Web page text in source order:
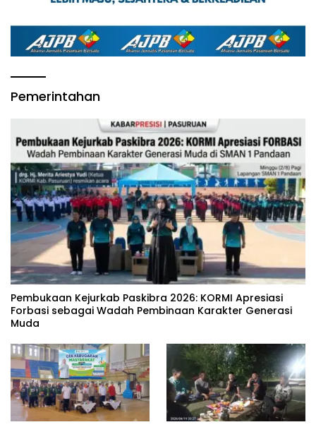
Pemerintahan
‎Pembukaan Kejurkab Paskibra 2026: KORMI Apresiasi
Forbasi sebagai Wadah Pembinaan Karakter Generasi
Muda